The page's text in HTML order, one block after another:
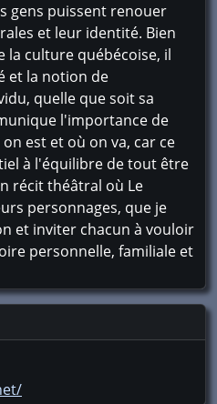
gens puissent renouer
et leur identité. Bien
la culture québécoise, il
et la notion de
quelle que soit sa
l'importance de
est et où on va, car ce
à l'équilibre de tout être
récit théâtral où Le
personnages, que je
et inviter chacun à vouloir
personnelle, familiale et